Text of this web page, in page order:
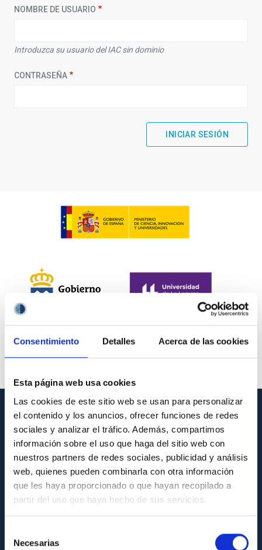
Consentimiento Detalles Acerca de las cookies
Esta página web usa cookies
Las cookies de este sitio web se usan para personalizar
el contenido y los anuncios, ofrecer funciones de redes
sociales y analizar el tráfico. Además, compartimos
información sobre el uso que haga del sitio web con
nuestros partners de redes sociales, publicidad y análisis
web, quienes pueden combinarla con otra información
que les haya proporcionado o que hayan recopilado a
partir del uso que haya hecho de sus servicios.
Necesarias
NOMBRE DE USUARIO
Introduzca su usuario del IAC sin dominio
CONTRASEÑA
INFORMACIÓN GENERAL
Contacto
Cómo llegar al IAC
Directorio de personal
Biblioteca